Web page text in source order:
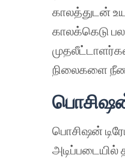
காலத்துடன்
காலக்கெடு
நிலைகளை
பொசிஷன்
பொசிஷன்
அடிப்படையில்